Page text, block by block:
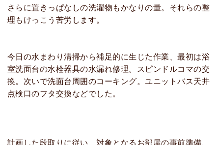
さらに置きっぱなしの洗濯物もかなりの量。それらの整
理もけっこう苦労します。
今日の水まわり清掃から補足的に生じた作業、最初は浴
室洗面台の水栓器具の水漏れ修理。スピンドルコマの交
換。次いで洗面台周囲のコーキング。ユニットバス天井
点検口のフタ交換などでした。
計画した段取りに従い、対象となるお部屋の事前準備、